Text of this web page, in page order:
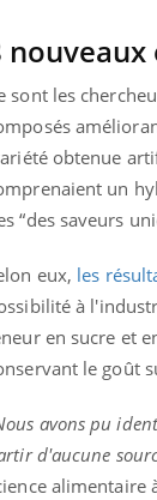
sont les
obtenue
un
“des saveurs
eux, les
à
en sucre et
le goût
avons pu
d'aucune
alimentaire